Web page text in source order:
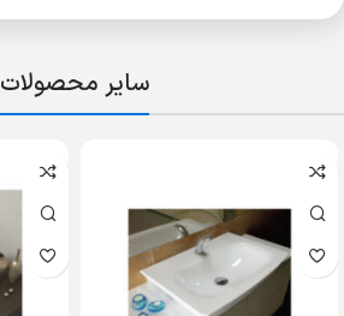
سایر محصولات